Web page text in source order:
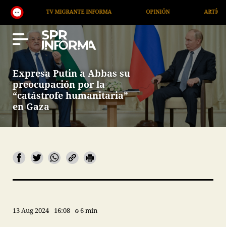
TV MIGRANTE INFORMA ARTÍCULOS
Expresa Putin a Abbas su
preocupación por la
“catástrofe humanitaria”
en Gaza
13 Aug 2024 16:08 6 min